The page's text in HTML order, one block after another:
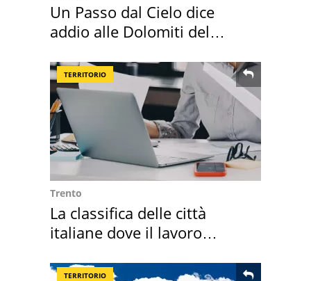
Un Passo dal Cielo dice
addio alle Dolomiti del
TERRITORIO
Trento
La classifica delle città
italiane dove il lavoro
TERRITORIO